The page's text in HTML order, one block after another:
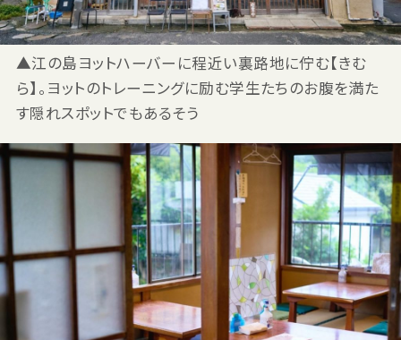
▲江の島ヨットハーバーに程近い裏路地に佇む【きむ
ら】。ヨットのトレーニングに励む学生たちのお腹を満た
す隠れスポットでもあるそう